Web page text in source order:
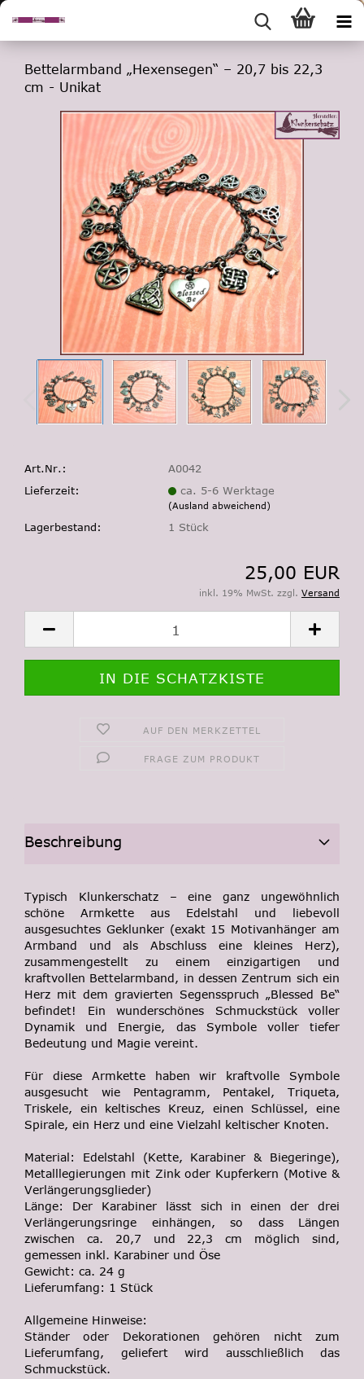
Bettelarmband „Hexensegen“ – 20,7 bis 22,3
cm - Unikat
Art.Nr.:
A0042
Lieferzeit:
ca. 5-6 Werktage
(Ausland abweichend)
Lagerbestand: 1 Stück
25,00 EUR
inkl. 19% MwSt. zzgl. Versand
AUF DEN MERKZETTEL
FRAGE ZUM PRODUKT
Beschreibung
Typisch Klunkerschatz – eine ganz ungewöhnlich
schöne Armkette aus Edelstahl und liebevoll
ausgesuchtes Geklunker (exakt 15 Motivanhänger am
Armband und als Abschluss eine kleines Herz),
zusammengestellt zu einem einzigartigen und
kraftvollen Bettelarmband, in dessen Zentrum sich ein
Herz mit dem gravierten Segensspruch „Blessed Be“
befindet! Ein wunderschönes Schmuckstück voller
Dynamik und Energie, das Symbole voller tiefer
Bedeutung und Magie vereint.
Für diese Armkette haben wir kraftvolle Symbole
ausgesucht wie Pentagramm, Pentakel, Triqueta,
Triskele, ein keltisches Kreuz, einen Schlüssel, eine
Spirale, ein Herz und eine Vielzahl keltischer Knoten.
Material: Edelstahl (Kette, Karabiner & Biegeringe),
Metalllegierungen mit Zink oder Kupferkern (Motive &
Verlängerungsglieder)
Länge: Der Karabiner lässt sich in einen der drei
Verlängerungsringe einhängen, so dass Längen
zwischen ca. 20,7 und 22,3 cm möglich sind,
gemessen inkl. Karabiner und Öse
Gewicht: ca. 24 g
Lieferumfang: 1 Stück
Allgemeine Hinweise:
Ständer oder Dekorationen gehören nicht zum
Lieferumfang, geliefert wird ausschließlich das
Schmuckstück.